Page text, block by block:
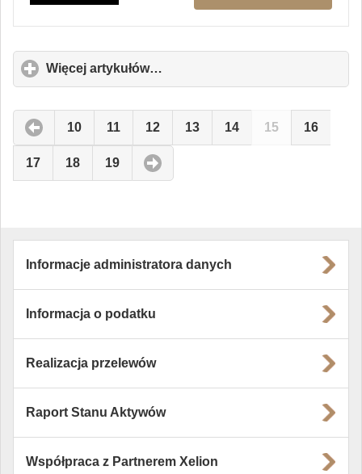
Więcej artykułów…
to
10 11 12 13 14 15 16
17 18 19
Informacje administratora danych
Informacja o podatku
Realizacja przelewów
Raport Stanu Aktywów
Współpraca z Partnerem Xelion